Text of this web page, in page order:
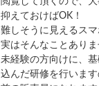
抑えておけばOK！
難しそうに見えるスマ
実はそんなことありま
未経験の方向けに、
込んだ研修を行いま